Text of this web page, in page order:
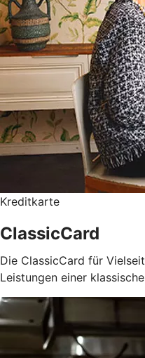
Kreditkarte
ClassicCard
Die ClassicCard für
Leistungen einer